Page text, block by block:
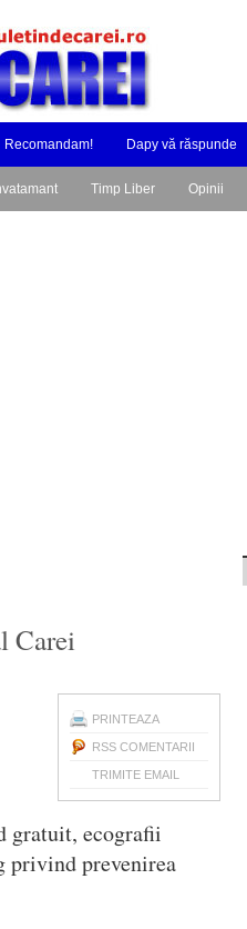
Recomandam! Dapy vă răspunde
Timp Liber Opinii
Carei
PRINTEAZA
RSS COMENTARII
TRIMITE EMAIL
gratuit, ecografii
privind prevenirea